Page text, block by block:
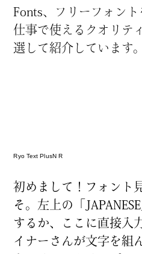
Fonts、フリーフォント
仕事で使 えるクオリテ
選 して 紹介 しています。
Ryo Text PlusN R
初めまして！フォント
そ。 左 上 の「
するか、ここに直接 入
イナーさんが文字 を組
フォント見本帳「エフ」について
フォントQ&A
特集